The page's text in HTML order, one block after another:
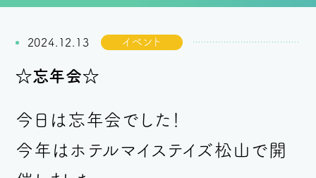
2024.12.13 イベント
☆忘年会☆
今日は忘年会でした！
今年はホテルマイステイズ松山で開